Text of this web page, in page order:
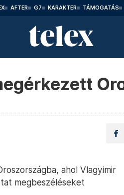
AFTER G7 KARAKTER TÁMOGATÁS
ahol Vlagyimir
megbeszéléseket